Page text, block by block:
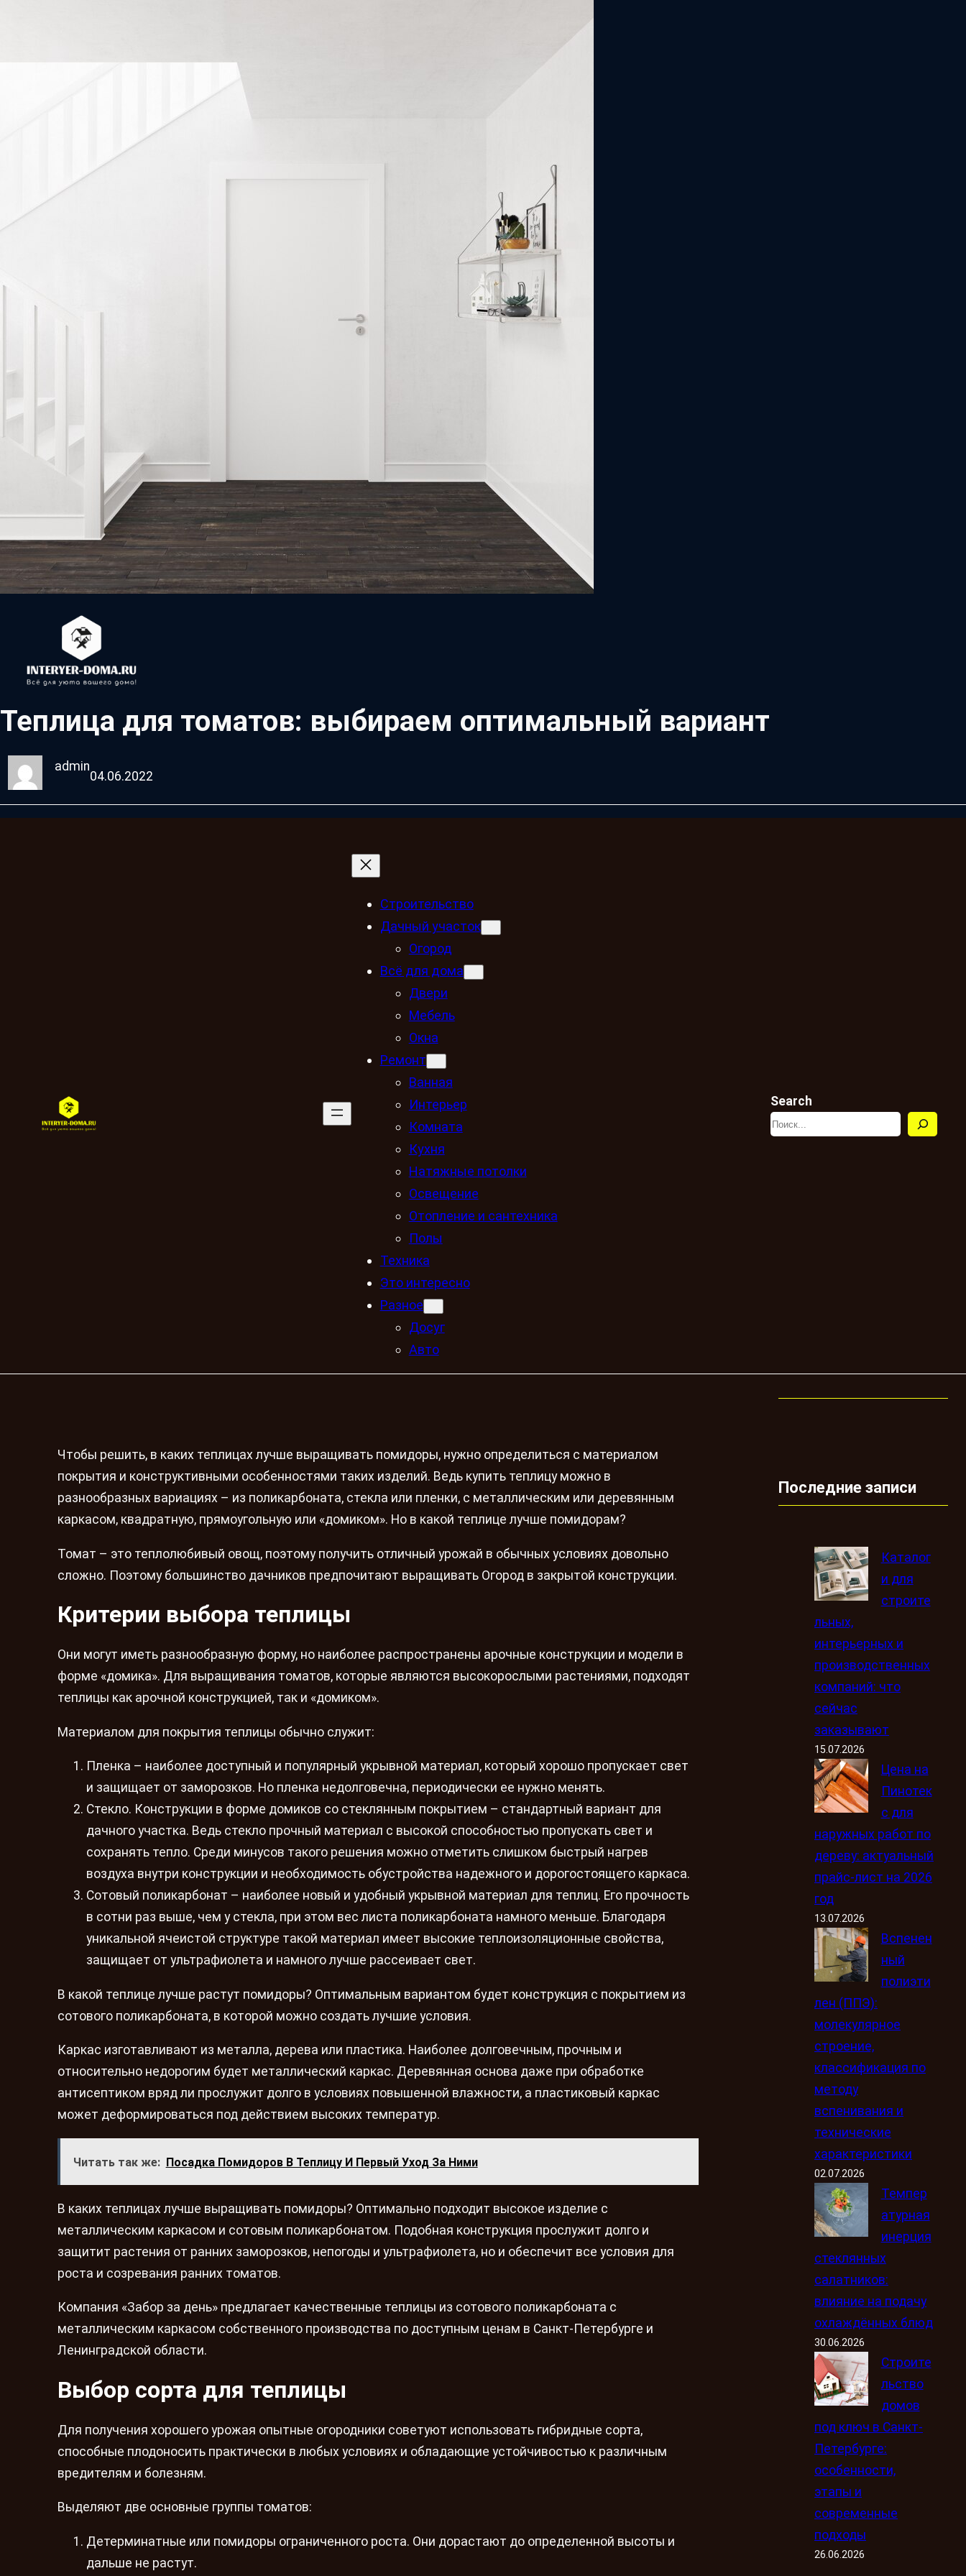
Теплица для томатов: выбираем оптимальный вариант
admin
04.06.2022
Строительство
Дачный участок
Огород
Всё для дома
Двери
Мебель
Окна
Ремонт
Ванная
Интерьер
Комната
Кухня
Натяжные потолки
Освещение
Отопление и сантехника
Полы
Техника
Это интересно
Разное
Досуг
Авто
Search
Чтобы решить, в каких теплицах лучше выращивать помидоры, нужно определиться с материалом
покрытия и конструктивными особенностями таких изделий. Ведь купить теплицу можно в
разнообразных вариациях – из поликарбоната, стекла или пленки, с металлическим или деревянным
каркасом, квадратную, прямоугольную или «домиком». Но в какой теплице лучше помидорам?
Томат – это теплолюбивый овощ, поэтому получить отличный урожай в обычных условиях довольно
сложно. Поэтому большинство дачников предпочитают выращивать Огород в закрытой конструкции.
Критерии выбора теплицы
Они могут иметь разнообразную форму, но наиболее распространены арочные конструкции и модели в
форме «домика». Для выращивания томатов, которые являются высокорослыми растениями, подходят
теплицы как арочной конструкцией, так и «домиком».
Материалом для покрытия теплицы обычно служит:
Пленка – наиболее доступный и популярный укрывной материал, который хорошо пропускает свет
и защищает от заморозков. Но пленка недолговечна, периодически ее нужно менять.
Стекло. Конструкции в форме домиков со стеклянным покрытием – стандартный вариант для
дачного участка. Ведь стекло прочный материал с высокой способностью пропускать свет и
сохранять тепло. Среди минусов такого решения можно отметить слишком быстрый нагрев
воздуха внутри конструкции и необходимость обустройства надежного и дорогостоящего каркаса.
Сотовый поликарбонат – наиболее новый и удобный укрывной материал для теплиц. Его прочность
в сотни раз выше, чем у стекла, при этом вес листа поликарбоната намного меньше. Благодаря
уникальной ячеистой структуре такой материал имеет высокие теплоизоляционные свойства,
защищает от ультрафиолета и намного лучше рассеивает свет.
В какой теплице лучше растут помидоры? Оптимальным вариантом будет конструкция с покрытием из
сотового поликарбоната, в которой можно создать лучшие условия.
Каркас изготавливают из металла, дерева или пластика. Наиболее долговечным, прочным и
относительно недорогим будет металлический каркас. Деревянная основа даже при обработке
антисептиком вряд ли прослужит долго в условиях повышенной влажности, а пластиковый каркас
может деформироваться под действием высоких температур.
Читать так же: Посадка Помидоров В Теплицу И Первый Уход За Ними
В каких теплицах лучше выращивать помидоры? Оптимально подходит высокое изделие с
металлическим каркасом и сотовым поликарбонатом. Подобная конструкция прослужит долго и
защитит растения от ранних заморозков, непогоды и ультрафиолета, но и обеспечит все условия для
роста и созревания ранних томатов.
Компания «Забор за день» предлагает качественные теплицы из сотового поликарбоната с
металлическим каркасом собственного производства по доступным ценам в Санкт-Петербурге и
Ленинградской области.
Выбор сорта для теплицы
Для получения хорошего урожая опытные огородники советуют использовать гибридные сорта,
способные плодоносить практически в любых условиях и обладающие устойчивостью к различным
вредителям и болезням.
Выделяют две основные группы томатов:
Детерминатные или помидоры ограниченного роста. Они дорастают до определенной высоты и
дальше не растут.
Последние записи
Каталог
и для
строите
льных,
интерьерных и
производственных
компаний: что
сейчас
заказывают
15.07.2026
Цена на
Пинотек
с для
наружных работ по
дереву: актуальный
прайс-лист на 2026
год
13.07.2026
Вспенен
ный
полиэти
лен (ППЭ):
молекулярное
строение,
классификация по
методу
вспенивания и
технические
характеристики
02.07.2026
Темпер
атурная
инерция
стеклянных
салатников:
влияние на подачу
охлаждённых блюд
30.06.2026
Строите
льство
домов
под ключ в Санкт-
Петербурге:
особенности,
этапы и
современные
подходы
26.06.2026